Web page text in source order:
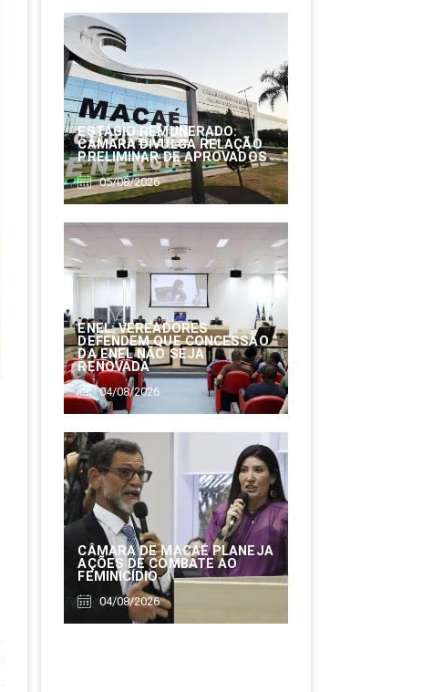
ESTÁGIO REMUNERADO:
CÂMARA DIVULGA RELAÇÃO
PRELIMINAR DE APROVADOS
05/08/2026
ENEL: VEREADORES
DEFENDEM QUE CONCESSÃO
DA ENEL NÃO SEJA
RENOVADA
04/08/2026
CÂMARA DE MACAÉ PLANEJA
AÇÕES DE COMBATE AO
FEMINICÍDIO
04/08/2026